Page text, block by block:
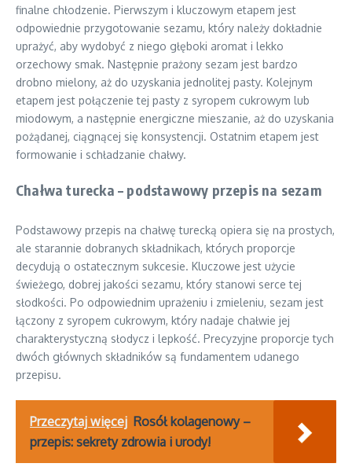
finalne chłodzenie. Pierwszym i kluczowym etapem jest
odpowiednie przygotowanie sezamu, który należy dokładnie
uprażyć, aby wydobyć z niego głęboki aromat i lekko
orzechowy smak. Następnie prażony sezam jest bardzo
drobno mielony, aż do uzyskania jednolitej pasty. Kolejnym
etapem jest połączenie tej pasty z syropem cukrowym lub
miodowym, a następnie energiczne mieszanie, aż do uzyskania
pożądanej, ciągnącej się konsystencji. Ostatnim etapem jest
formowanie i schładzanie chałwy.
Chałwa turecka – podstawowy przepis na sezam
Podstawowy przepis na chałwę turecką opiera się na prostych,
ale starannie dobranych składnikach, których proporcje
decydują o ostatecznym sukcesie. Kluczowe jest użycie
świeżego, dobrej jakości sezamu, który stanowi serce tej
słodkości. Po odpowiednim uprażeniu i zmieleniu, sezam jest
łączony z syropem cukrowym, który nadaje chałwie jej
charakterystyczną słodycz i lepkość. Precyzyjne proporcje tych
dwóch głównych składników są fundamentem udanego
przepisu.
Przeczytaj więcej Rosół kolagenowy –
przepis: sekrety zdrowia i urody!